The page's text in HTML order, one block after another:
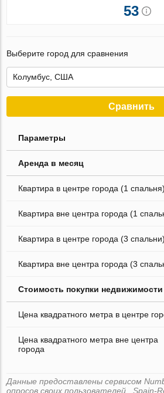
53
Выберите город для сравнения
Сравнить
Параметры
Аренда в месяц
Квартира в центре города (1 спальня)
Квартира вне центра города (1
Квартира в центре города (3 спальни)
Квартира вне центра города (3
Стоимость покупки недвижимости
Цена квадратного метра в центре
Цена квадратного метра вне центра
города
Данные предоставлены сервисом
опросов своих пользователей . Spain-